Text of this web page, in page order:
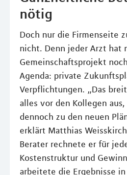
nötig
Doch nur die Firmenseite
nicht. Denn jeder Arzt hat
Gemeinschaftsprojekt
Agenda: private
Verpflichtungen. „Das
alles vor den Kollegen aus,
dennoch zu den neuen
erklärt Matthias
Berater rechnete er für
Kostenstruktur und
arbeitete die Ergebnisse